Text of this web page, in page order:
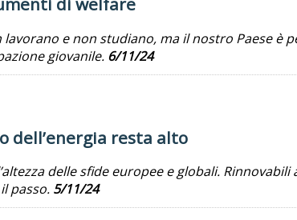
lavorano e non studiano, ma il nostro Paese è
giovanile. 6/11/24
dell’energia resta alto
delle sfide europee e globali. Rinnovabili
passo. 5/11/24